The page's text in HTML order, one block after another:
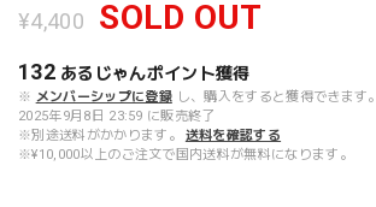
¥4,400 SOLD OUT
132 あるじゃんポイント獲得
※ メンバーシップに登録 し、購入をすると獲得できます。
2025年9月8日 23:59 に販売終了
※別途送料がかかります。
送料を確認する
※¥10,000以上のご注文で国内送料が無料になります。